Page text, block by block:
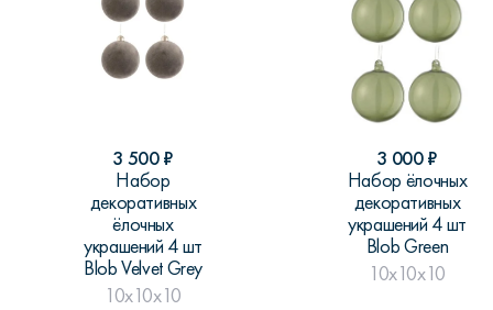
3 500₽
Набор
декоративных
ёлочных
украшений 4 шт
Blob Velvet Grey
10x10x10
3 000₽
Набор ёлочных
декоративных
украшений 4 шт
Blob Green
10x10x10